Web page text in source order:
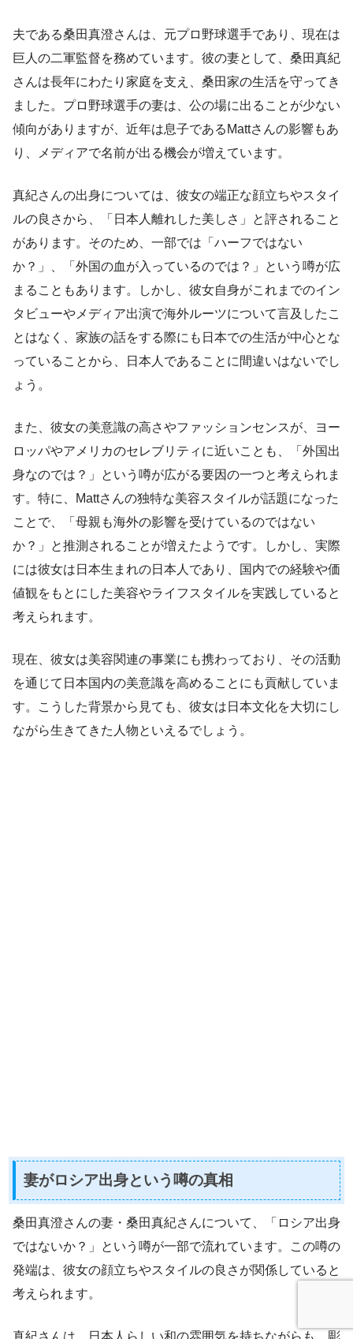
夫である桑田真澄さんは、元プロ野球選手であり、現在は
巨人の二軍監督を務めています。彼の妻として、桑田真紀
さんは長年にわたり家庭を支え、桑田家の生活を守ってき
ました。プロ野球選手の妻は、公の場に出ることが少ない
傾向がありますが、近年は息子であるMattさんの影響もあ
り、メディアで名前が出る機会が増えています。
真紀さんの出身については、彼女の端正な顔立ちやスタイ
ルの良さから、「日本人離れした美しさ」と評されること
があります。そのため、一部では「ハーフではない
か？」、「外国の血が入っているのでは？」という噂が広
まることもあります。しかし、彼女自身がこれまでのイン
タビューやメディア出演で海外ルーツについて言及したこ
とはなく、家族の話をする際にも日本での生活が中心とな
っていることから、日本人であることに間違いはないでし
ょう。
また、彼女の美意識の高さやファッションセンスが、ヨー
ロッパやアメリカのセレブリティに近いことも、「外国出
身なのでは？」という噂が広がる要因の一つと考えられま
す。特に、Mattさんの独特な美容スタイルが話題になった
ことで、「母親も海外の影響を受けているのではない
か？」と推測されることが増えたようです。しかし、実際
には彼女は日本生まれの日本人であり、国内での経験や価
値観をもとにした美容やライフスタイルを実践していると
考えられます。
現在、彼女は美容関連の事業にも携わっており、その活動
を通じて日本国内の美意識を高めることにも貢献していま
す。こうした背景から見ても、彼女は日本文化を大切にし
ながら生きてきた人物といえるでしょう。
妻がロシア出身という噂の真相
桑田真澄さんの妻・桑田真紀さんについて、「ロシア出身
ではないか？」という噂が一部で流れています。この噂の
発端は、彼女の顔立ちやスタイルの良さが関係していると
考えられます。
真紀さんは、日本人らしい和の雰囲気を持ちながらも、彫